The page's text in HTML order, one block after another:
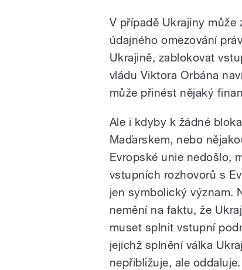
V případě Ukrajiny
údajného omezování
Ukrajině, zablokovat
vládu Viktora Orbána
může přinést nějaký
Ale i kdyby k žádné
Maďarskem, nebo
Evropské unie nedošlo,
vstupních rozhovorů s
jen symbolický význam.
nemění na faktu, že
muset splnit vstupní
jejichž splnění válka
nepřibližuje, ale